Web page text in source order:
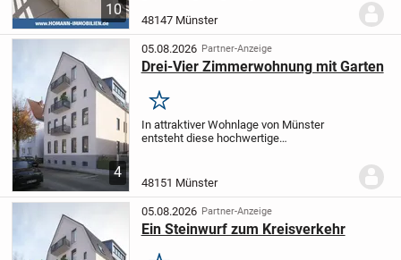
10
aufgeteilte Stadtwohnung im beliebten
Rumphorstviertel aus.Die Wohnung
verfügt über 4 Wohnräume,...
48147 Münster
4
05.08.2026 Partner-Anzeige
Drei-Vier Zimmerwohnung mit Garten
Merken
In attraktiver Wohnlage von Münster
entsteht diese hochwertige
sieben Wohneinheiten. Das im Jahr 1935
48151 Münster
05.08.2026 Partner-Anzeige
Ein Steinwurf zum Kreisverkehr